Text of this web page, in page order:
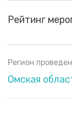
Рейтинг
Регион
Омская